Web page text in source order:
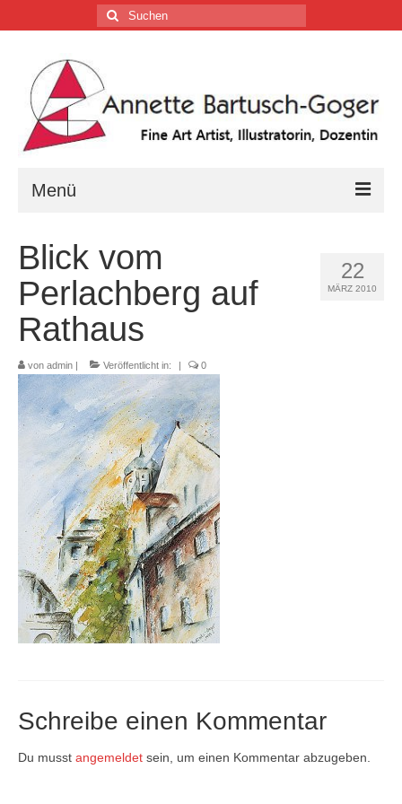
Suchen
nach:
Menü
Tätigkeiten
Firmenkalender …
Firmenkalender 2026
Firmenkalender 2025
Firmenkalender 2024
Firmenkalender 2023
Firmenkalender 2022
Firmenkalender 2021
Firmenkalender 2020
Firmenkalender 2018
Firmenkalender 2017
22
MÄRZ 2010
Blick vom
Perlachberg auf
Rathaus
von admin | Veröffentlicht in: | 0
Schreibe einen Kommentar
Du musst angemeldet sein, um einen Kommentar abzugeben.